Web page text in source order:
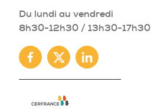
Du lundi au vendredi
8h30-12h30 / 13h30-17h30
Facebook
TwitterLinkedin